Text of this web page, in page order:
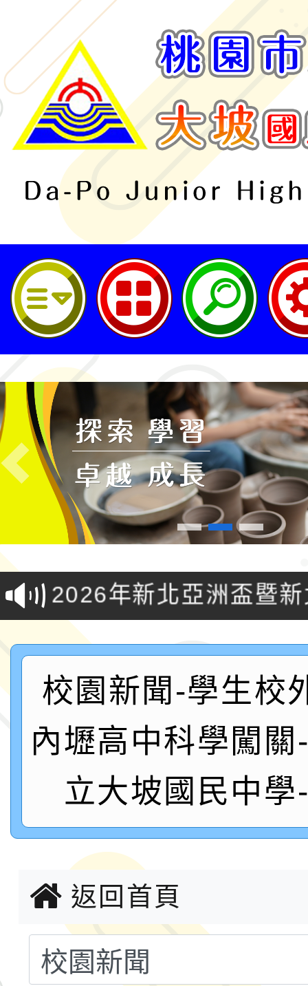
桃園市立大坡國民中學
Previous
轉知桃園市政府交通局
共運輸服務，鼓勵民眾
桃「我的減碳存摺2.0
案，詳如說明，請參閱
115年第二屆全國原住
2026年新北亞洲盃暨
鐵人三項錦標賽
桃園市115學年度學生
「2026年『王牌愛／
運動系列徵選頒獎典禮
成果展」
2026城鎮韌性防空演習
桃園市大溪自造教育及
年八月份教師研習
國立成功大學辦理「台
115學年度「學習扶助
計畫子計畫十一-2：國
小時認證研習計畫」
115年度「教育部表揚
義教育推展貢獻獎」實
轉知桃園市政府交通局
共運輸服務，鼓勵民眾
桃「我的減碳存摺2.0
115年第二屆全國原住
2026年新北亞洲盃暨
校園新聞-學生校
內壢高中科學闖
立大坡國民中學
返回首頁